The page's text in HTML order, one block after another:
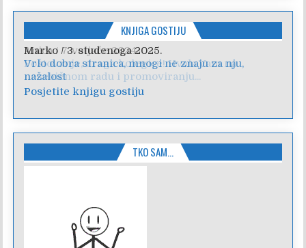
KNJIGA GOSTIJU
Anica/7. veljače 2024.
Poštovanje, draga kolegice! Hvala Vam na
nesebičnom radu i promoviranju...
Posjetite knjigu gostiju
TKO SAM…